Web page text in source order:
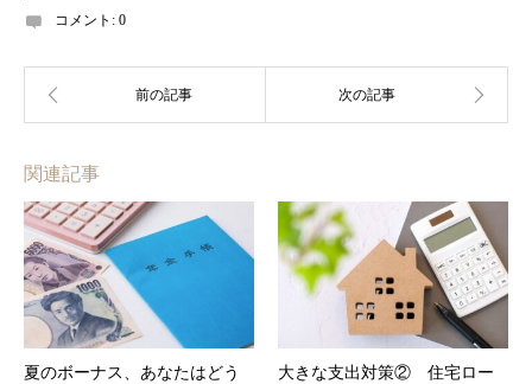
コメント: 0
関連記事
夏のボーナス、あなたはどう
大きな支出対策② 住宅ロー